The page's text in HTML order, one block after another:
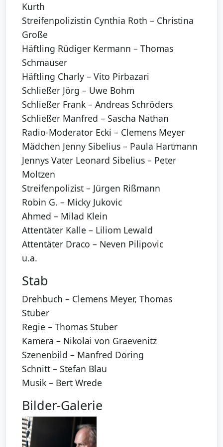
Kurth
Streifenpolizistin Cynthia Roth – Christina
Große
Häftling Rüdiger Kermann – Thomas
Schmauser
Häftling Charly – Vito Pirbazari
Schließer Jörg – Uwe Bohm
Schließer Frank – Andreas Schröders
Schließer Manfred – Sascha Nathan
Radio-Moderator Ecki – Clemens Meyer
Mädchen Jenny Sibelius – Paula Hartmann
Jennys Vater Leonard Sibelius – Peter
Moltzen
Streifenpolizist – Jürgen Rißmann
Robin G. – Micky Jukovic
Ahmed – Milad Klein
Attentäter Kalle – Liliom Lewald
Attentäter Draco – Neven Pilipovic
u.a.
Stab
Drehbuch – Clemens Meyer, Thomas
Stuber
Regie – Thomas Stuber
Kamera – Nikolai von Graevenitz
Szenenbild – Manfred Döring
Schnitt – Stefan Blau
Musik – Bert Wrede
Bilder-Galerie